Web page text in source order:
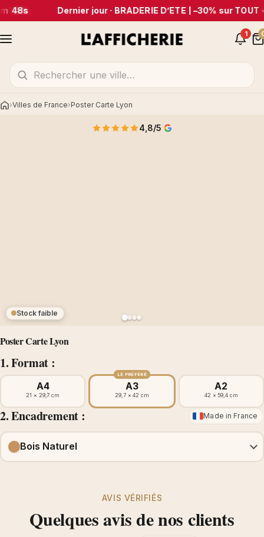
48s Dernier jour · BRADERIE D’ÉTÉ | –30% sur TOUT•
1
AccueilVilles de France Poster Carte Lyon
Poster Carte Lyon
1. Format :
Stock faible
4,8/5
A4
21 × 29,7 cm
LE PRÉFÉRÉ
A3
29,7 × 42 cm
A2
42 × 59,4 cm
2. Encadrement : Made in France
Bois Naturel
AVIS VÉRIFIÉS
Quelques avis de nos clients